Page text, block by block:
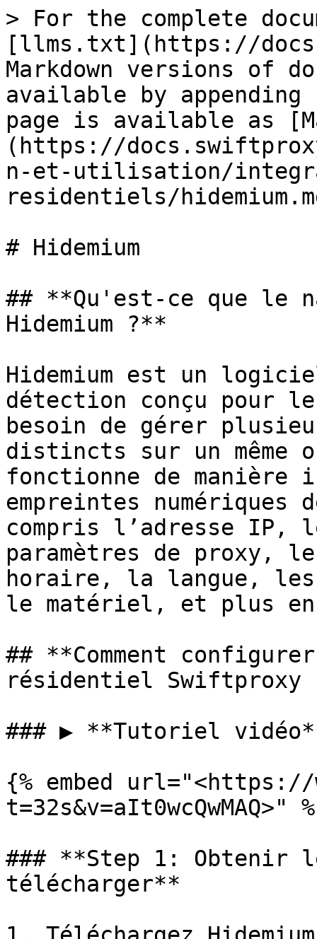
> For the complete
[llms.txt](https://
Markdown versions of
available by
page is available as
(https://
n-et-utilisation/
residentiels/
# Hidemium
## **Qu'est-ce que le
Hidemium ?**
Hidemium est un
détection conçu pour
besoin de gérer
distincts sur un même
fonctionne de manière
empreintes numériques
compris l’adresse IP,
paramètres de proxy,
horaire, la langue, les
le matériel, et plus
## **Comment
résidentiel Swiftproxy
### ▶️ **Tutoriel
{% embed url="<https://
t=32s&v=aIt0wcQwMAQ>"
### **Step 1: Obtenir
télécharger**